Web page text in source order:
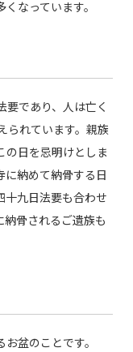
なっています。
要であり、人は亡く
られています。親族
の日を忌明けとしま
納めて納骨する日
十九日法要も合わせ
骨されるご遺族も
盆のことです。